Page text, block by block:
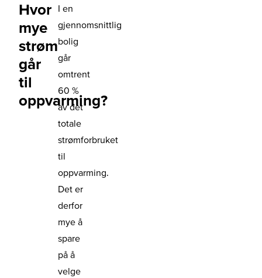
Hvor
mye
strøm
går
til
oppvarming?
I en
gjennomsnittlig
bolig
går
omtrent
60 %
av det
totale
strømforbruket
til
oppvarming.
Det er
derfor
mye å
spare
på å
velge